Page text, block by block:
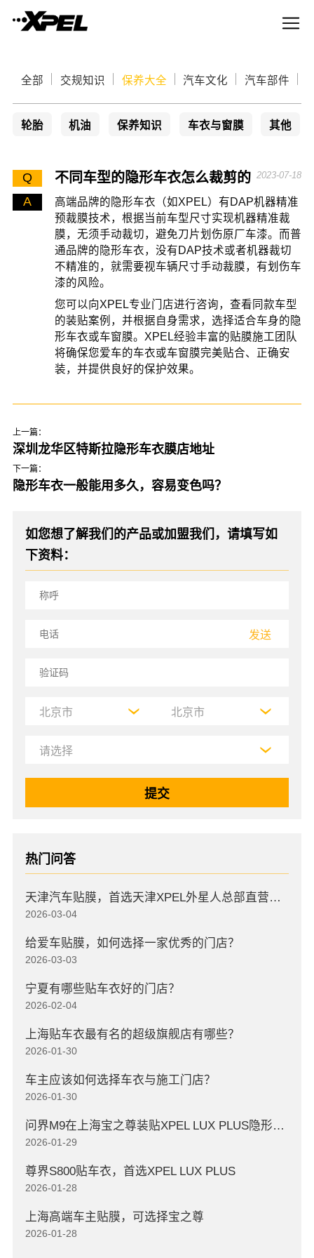
全部 交规知识 保养大全 汽车文化 汽车部件
轮胎 机油 保养知识 车衣与窗膜 其他
Q 不同车型的隐形车衣怎么裁剪的 2023-07-18
A
高端品牌的隐形车衣（如XPEL）有DAP机器精准
预裁膜技术，根据当前车型尺寸实现机器精准裁
膜，无须手动裁切，避免刀片划伤原厂车漆。而普
通品牌的隐形车衣，没有DAP技术或者机器裁切
不精准的，就需要视车辆尺寸手动裁膜，有划伤车
漆的风险。
您可以向XPEL专业门店进行咨询，查看同款车型
的装贴案例，并根据自身需求，选择适合车身的隐
形车衣或车窗膜。XPEL经验丰富的贴膜施工团队
将确保您爱车的车衣或车窗膜完美贴合、正确安
装，并提供良好的保护效果。
上一篇：
深圳龙华区特斯拉隐形车衣膜店地址
下一篇：
隐形车衣一般能用多久，容易变色吗？
如您想了解我们的产品或加盟我们，请填写如
下资料：
发送
热门问答
天津汽车贴膜，首选天津XPEL外星人总部直营店，高口碑店
2026-03-04
给爱车贴膜，如何选择一家优秀的门店？
2026-03-03
宁夏有哪些贴车衣好的门店？
2026-02-04
上海贴车衣最有名的超级旗舰店有哪些？
2026-01-30
车主应该如何选择车衣与施工门店？
2026-01-30
问界M9在上海宝之尊装贴XPEL LUX PLUS隐形车衣
2026-01-29
尊界S800贴车衣，首选XPEL LUX PLUS
2026-01-28
上海高端车主贴膜，可选择宝之尊
2026-01-28